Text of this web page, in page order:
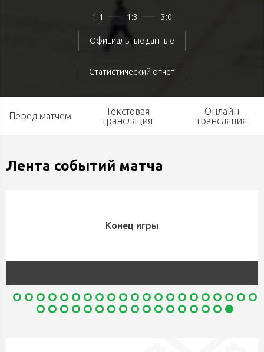
1:1 1:3 3:0
Официальные данные
Статистический отчет
Перед матчем
Текстовая
трансляция
Онлайн
трансляция
Лента событий матча
Конец игры